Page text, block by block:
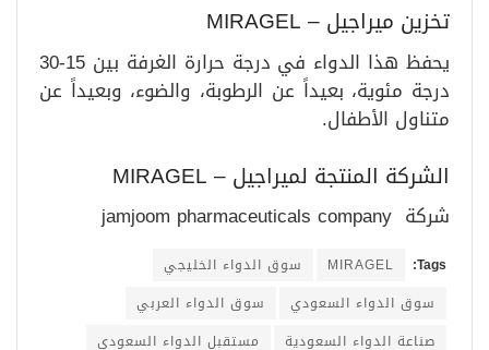
تخزين ميراجيل – MIRAGEL
يحفظ هذا الدواء في درجة حرارة الغرفة بين 15-30
درجة مئوية، بعيداً عن الرطوبة، والضوء، وبعيداً عن
متناول الأطفال.
الشركة المنتجة لميراجيل – MIRAGEL
شركة jamjoom pharmaceuticals company
Tags:
MIRAGEL
سوق الدواء الخليجي
سوق الدواء السعودي
سوق الدواء العربي
صناعة الدواء السعودية
مستقبل الدواء السعودي